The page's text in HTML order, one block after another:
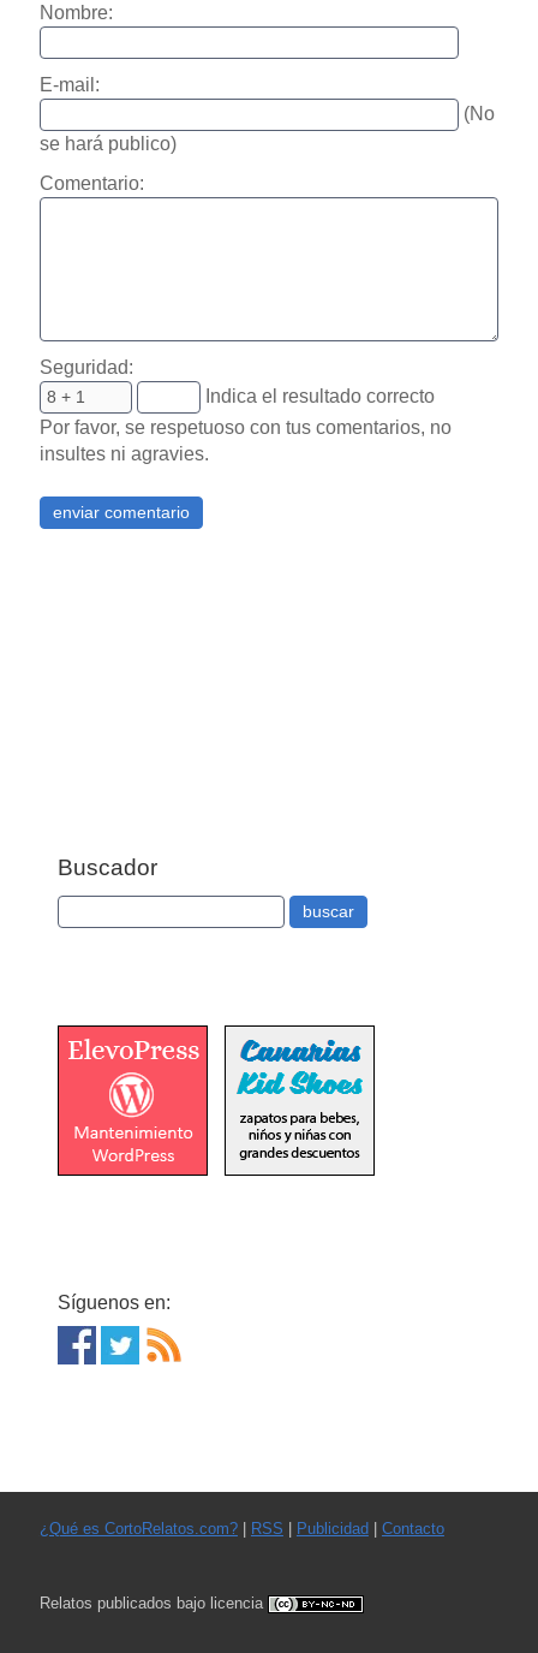
Nombre:
E-mail:
(No
se hará publico)
Comentario:
Seguridad:
Indica el resultado correcto
Por favor, se respetuoso con tus comentarios, no
insultes ni agravies.
Buscador
Síguenos en:
¿Qué es CortoRelatos.com?| RSS Publicidad Contacto
Relatos publicados bajo licencia